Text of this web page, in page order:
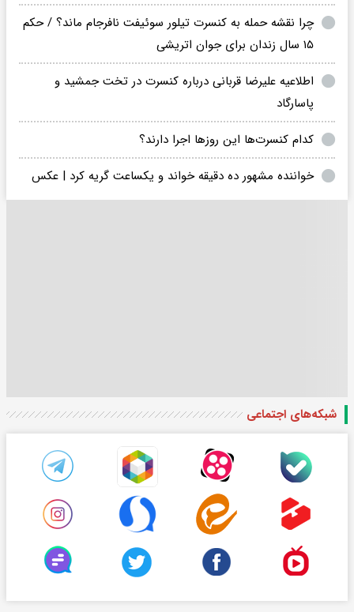
چرا نقشه حمله به کنسرت تیلور سوئیفت نافرجام ماند؟ / حکم
۱۵ سال زندان برای جوان اتریشی
اطلاعیه علیرضا قربانی درباره کنسرت در تخت جمشید و
پاسارگاد
کدام‌ کنسرت‌ها این روزها اجرا دارند؟
خواننده مشهور ده دقیقه خواند و یکساعت گریه کرد | عکس
شبکه‌های اجتماعی